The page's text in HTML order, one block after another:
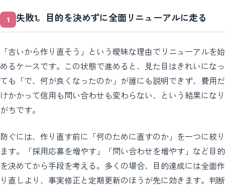
失敗1。目的を決めずに全面リニューアルに走る
「古いから作り直そう」という曖昧な理由でリニューアルを始
めるケースです。この状態で進めると、見た目はきれいになっ
ても「で、何が良くなったのか」が誰にも説明できず、費用だ
けかかって信用も問い合わせも変わらない、という結果になり
がちです。
防ぐには、作り直す前に「何のために直すのか」を一つに絞り
ます。「採用応募を増やす」「問い合わせを増やす」など目的
を決めてから手段を考える。多くの場合、目的達成には全面作
り直しより、事実修正と定期更新のほうが先に効きます。判断